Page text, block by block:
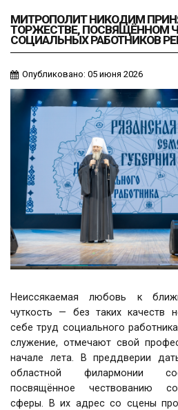
МИТРОПОЛИТ НИКОДИМ
ТОРЖЕСТВЕ, ПОСВЯЩЁННОМ
СОЦИАЛЬНЫХ РАБОТНИКОВ
Опубликовано: 05 июня 2026
Неиссякаемая любовь к
чуткость — без таких качеств
себе труд социального
служение, отмечают свой
начале лета. В преддверии
областной филармонии
посвящённое чествованию
сферы. В их адрес со сцены